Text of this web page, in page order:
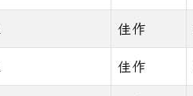
佳作
佳作